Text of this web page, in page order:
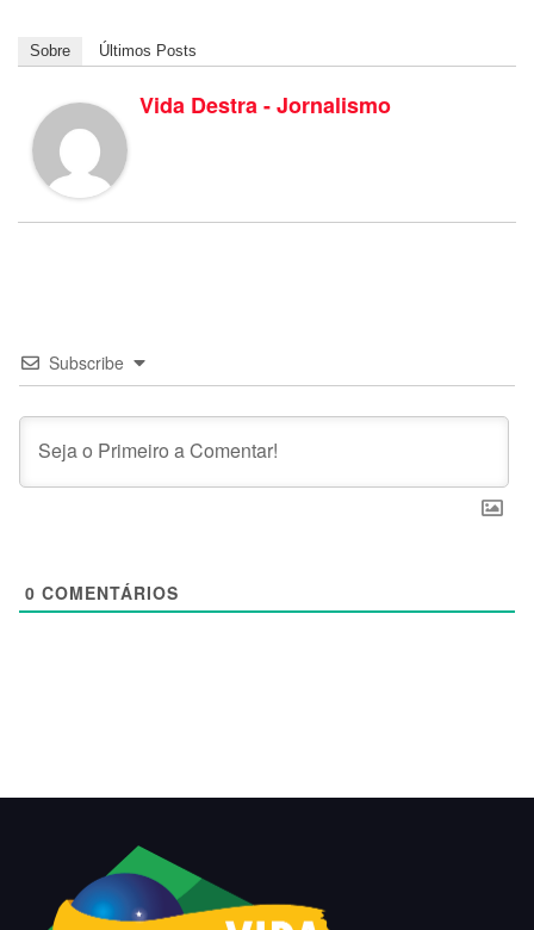
Sobre Últimos Posts
Vida Destra - Jornalismo
Subscribe
0 COMENTÁRIOS